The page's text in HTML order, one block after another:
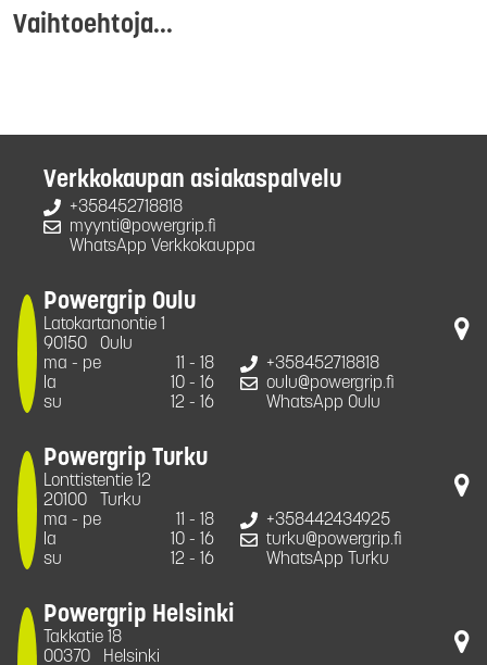
Vaihtoehtoja...
Verkkokaupan asiakaspalvelu
+358452718818
myynti@powergrip.fi
WhatsApp Verkkokauppa
Powergrip Oulu
Latokartanontie 1
90150
Oulu
ma - pe
11 - 18
la
10 - 16
su
12 - 16
+358452718818
oulu@powergrip.fi
WhatsApp Oulu
Powergrip Turku
Lonttistentie 12
20100
Turku
ma - pe
11 - 18
la
10 - 16
su
12 - 16
+358442434925
turku@powergrip.fi
WhatsApp Turku
Powergrip Helsinki
Takkatie 18
00370
Helsinki